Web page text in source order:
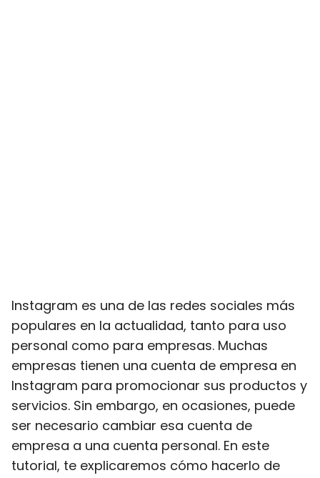
Instagram es una de las redes sociales más
populares en la actualidad, tanto para uso
personal como para empresas. Muchas
empresas tienen una cuenta de empresa en
Instagram para promocionar sus productos y
servicios. Sin embargo, en ocasiones, puede
ser necesario cambiar esa cuenta de
empresa a una cuenta personal. En este
tutorial, te explicaremos cómo hacerlo de